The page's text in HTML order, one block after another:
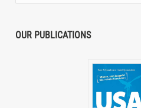
OUR PUBLICATIONS